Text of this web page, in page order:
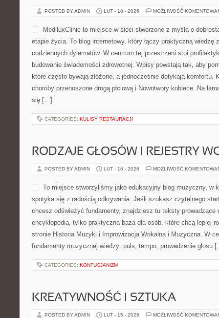
POSTED BY ADMIN LUT - 18 - 2026 MOŻLIWOŚĆ
MediluxClinic to miejsce w sieci stworzone z myślą o
etapie życia. To blog internetowy, który łączy praktyczną wiedzę
codziennych dylematów. W centrum tej przestrzeni stoi
budowanie świadomości zdrowotnej. Wpisy powstają tak, aby
które często bywają złożone, a jednocześnie dotykają komfortu.
choroby przenoszone drogą płciową i Nowotwory kobiece. Na
się […]
CATEGORIES: KULISY RESTAURACJI
RODZAJE GŁOSÓW I REJESTRY
POSTED BY ADMIN LUT - 16 - 2026 MOŻLIWOŚĆ
To miejsce stworzyliśmy jako edukacyjny blog muzyczny, w
spotyka się z radością odkrywania. Jeśli szukasz czytelnego
chcesz odświeżyć fundamenty, znajdziesz tu teksty prowadzące
encyklopedia, tylko praktyczna baza dla osób, które chcą lepiej
stronie Historia Muzyki i Improwizacja Wokalna i Muzyczna. W
fundamenty muzycznej wiedzy: puls, tempo, prowadzenie głosu
CATEGORIES: KONFUCJANIZM
KREATYWNOŚĆ I SZTUKA
POSTED BY ADMIN LUT - 15 - 2026 MOŻLIWOŚĆ